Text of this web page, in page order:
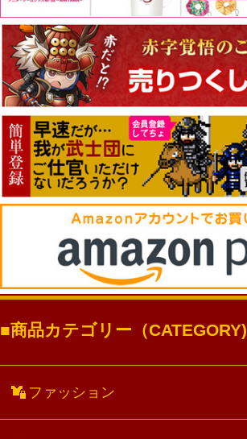
商品カテゴリー（CATEGORY)
ファッション